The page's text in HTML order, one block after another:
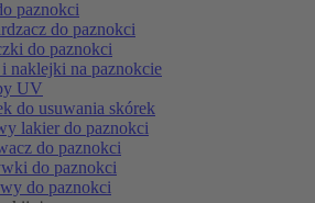
paznokci
do paznokci
do paznokci
naklejki na paznokcie
UV
do usuwania skórek
lakier do paznokci
do paznokci
do paznokci
do paznokci